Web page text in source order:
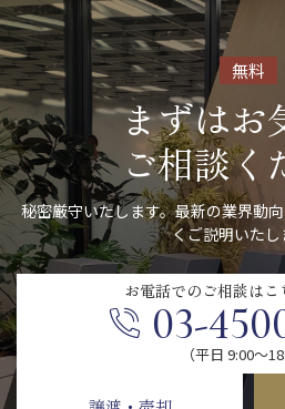
無料
まずはお
ご相談く
秘密厳守いたします。最新の業界動
くご説明いたし
お電話での ご相談はこ
03-
（平日 9:00〜